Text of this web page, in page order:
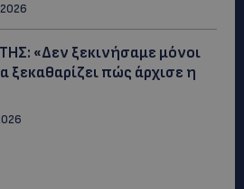
«Δεν ξεκινήσαμε μόνοι
ξεκαθαρίζει πώς άρχισε η